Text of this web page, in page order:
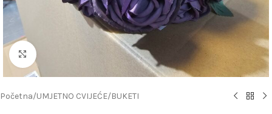
Click to enlarge
Početna/UMJETNO CVIJEĆE/BUKETI